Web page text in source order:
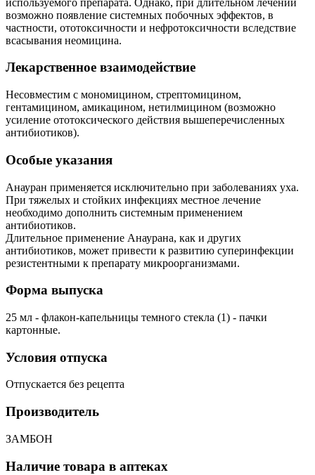
возможно появление системных побочных эффектов, в
частности, ототоксичности и нефротоксичности вследствие
всасывания неомицина.
Лекарственное взаимодействие
Несовместим с мономицином, стрептомицином,
гентамицином, амикацином, нетилмицином (возможно
усиление ототоксического действия вышеперечисленных
антибиотиков).
Особые указания
Анауран применяется исключительно при заболеваниях уха.
При тяжелых и стойких инфекциях местное лечение
необходимо дополнить системным применением
антибиотиков.
Длительное применение Анаурана, как и других
антибиотиков, может привести к развитию суперинфекции
резистентными к препарату микроорганизмами.
Форма выпуска
25 мл - флакон-капельницы темного стекла (1) - пачки
картонные.
Условия отпуска
Отпускается без рецепта
Производитель
ЗАМБОН
Наличие товара в аптеках